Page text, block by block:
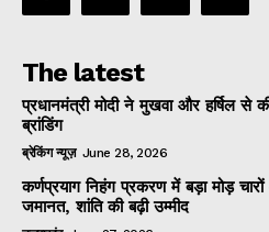
The latest
प्रधानमंत्री मोदी ने मुखवा और हर्षिल से
ब्रांडिंग
ब्रेकिंग न्यूज़ June 28, 2026
कर्णप्रयाग निहंग प्रकरण में बड़ा मोड़
जमानत, शांति की बढ़ी उम्मीद